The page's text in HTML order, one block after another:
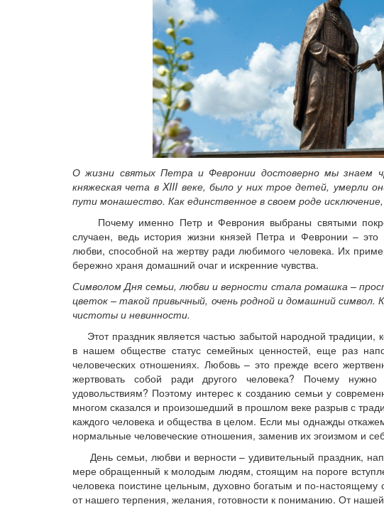
О жизни святых Петра и Февронии достоверно мы знаем
княжеская чета в XIII веке, было у них трое детей, умерли
пути монашество. Как единственное в своем роде исключение,
Почему именно Петр и Феврония выбраны святыми
случаен, ведь история жизни князей Петра и Февронии –
любви, способной на жертву ради любимого человека. Их
бережно храня домашний очаг и искренние чувства.
Символом Дня семьи, любви и верности стала ромашка –
цветок – такой привычный, очень родной и домашний
чистоты и невинности.
Этот праздник является частью забытой народной традиции,
в нашем обществе статус семейных ценностей, еще раз
человеческих отношениях. Любовь – это прежде всего
жертвовать собой ради другого человека? Почему нужно
удовольствиям? Поэтому интерес к созданию семьи у
многом сказался и произошедший в прошлом веке разрыв с
каждого человека и общества в целом. Если мы однажды
нормальные человеческие отношения, заменив их эгоизмом и
День семьи, любви и верности – удивительный праздник,
мере обращенный к молодым людям, стоящим на пороге
человека поистине цельным, духовно богатым и по-настоящему
от нашего терпения, желания, готовности к пониманию. От